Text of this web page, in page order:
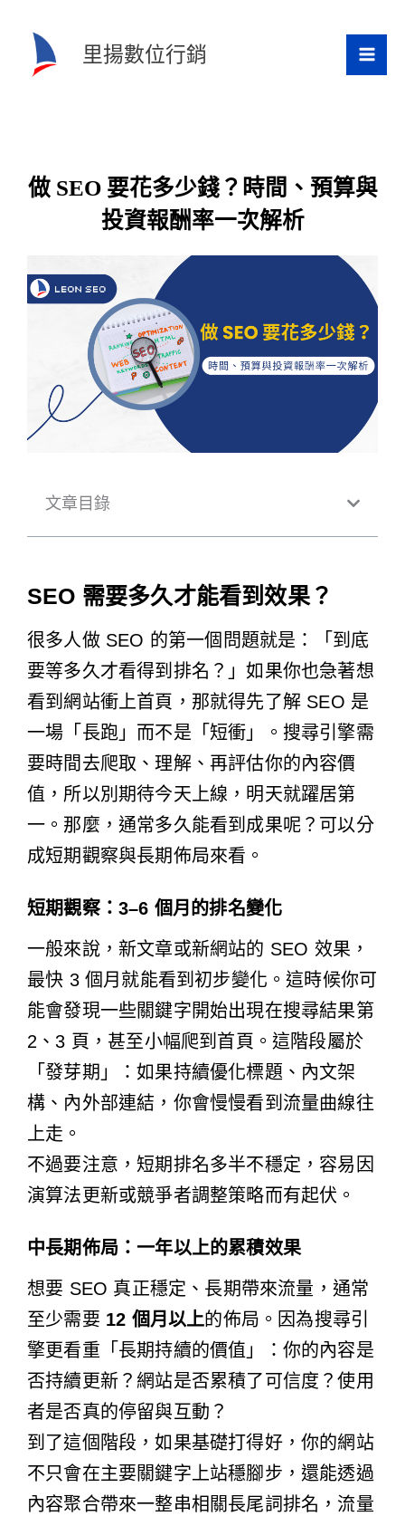
里揚數位行銷
做 SEO 要花多少錢？時間、預算與
投資報酬率一次解析
文章目錄
SEO 需要多久才能看到效果？
很多人做 SEO 的第一個問題就是：「到底
要等多久才看得到排名？」如果你也急著想
看到網站衝上首頁，那就得先了解 SEO 是
一場「長跑」而不是「短衝」。搜尋引擎需
要時間去爬取、理解、再評估你的內容價
值，所以別期待今天上線，明天就躍居第
一。那麼，通常多久能看到成果呢？可以分
成短期觀察與長期佈局來看。
短期觀察：3–6 個月的排名變化
一般來說，新文章或新網站的 SEO 效果，
最快 3 個月就能看到初步變化。這時候你可
能會發現一些關鍵字開始出現在搜尋結果第
2、3 頁，甚至小幅爬到首頁。這階段屬於
「發芽期」：如果持續優化標題、內文架
構、內外部連結，你會慢慢看到流量曲線往
上走。
不過要注意，短期排名多半不穩定，容易因
演算法更新或競爭者調整策略而有起伏。
中長期佈局：一年以上的累積效果
想要 SEO 真正穩定、長期帶來流量，通常
至少需要 12 個月以上的佈局。因為搜尋引
擎更看重「長期持續的價值」：你的內容是
否持續更新？網站是否累積了可信度？使用
者是否真的停留與互動？
到了這個階段，如果基礎打得好，你的網站
不只會在主要關鍵字上站穩腳步，還能透過
內容聚合帶來一整串相關長尾詞排名，流量